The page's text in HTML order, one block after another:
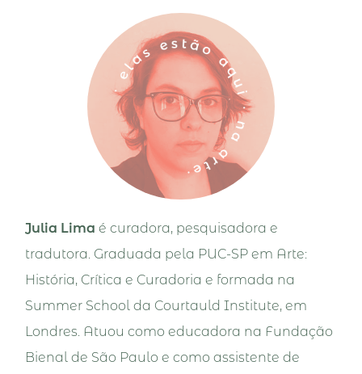
Julia Lima é curadora, pesquisadora e
tradutora. Graduada pela PUC-SP em Arte:
História, Crítica e Curadoria e formada na
Summer School da Courtauld Institute, em
Londres. Atuou como educadora na Fundação
Bienal de São Paulo e como assistente de